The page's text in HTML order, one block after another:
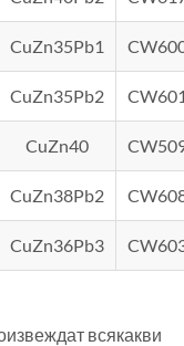
CuZn35Pb1
CuZn35Pb2
CuZn40
CuZn38Pb2
CuZn36Pb3
всякакви